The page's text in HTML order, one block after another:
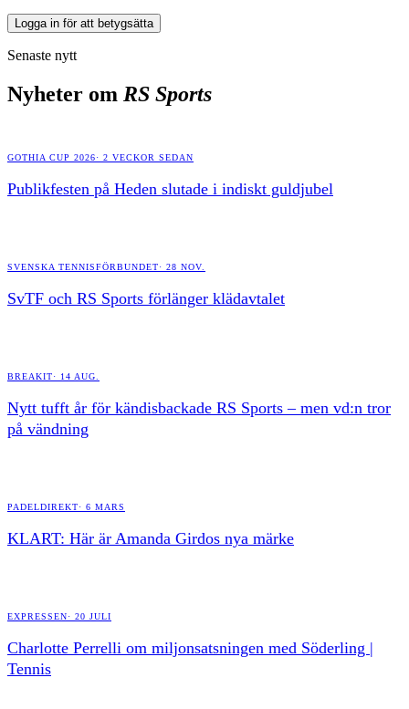
Logga in för att betygsätta
Senaste nytt
Nyheter om RS Sports
GOTHIA CUP 2026· 2 VECKOR SEDAN
Publikfesten på Heden slutade i indiskt guldjubel
SVENSKA TENNISFÖRBUNDET· 28 NOV.
SvTF och RS Sports förlänger klädavtalet
BREAKIT· 14 AUG.
Nytt tufft år för kändisbackade RS Sports – men vd:n tror
på vändning
PADELDIREKT· 6 MARS
KLART: Här är Amanda Girdos nya märke
EXPRESSEN· 20 JULI
Charlotte Perrelli om miljonsatsningen med Söderling |
Tennis